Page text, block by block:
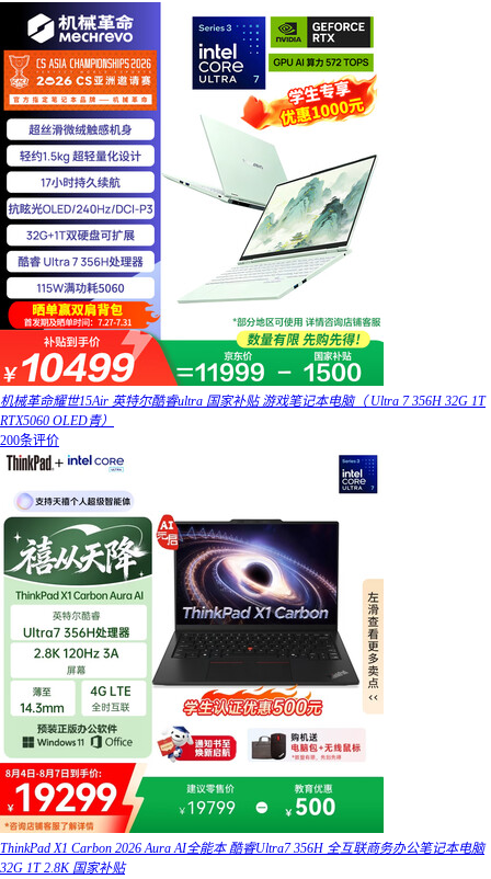
机械革命耀世15Air 英特尔酷睿ultra 国家补贴 游戏笔记本电脑（ Ultra 7 356H 32G 1T
RTX5060 OLED青）
200条评价
ThinkPad X1 Carbon 2026 Aura AI全能本 酷睿Ultra7 356H 全互联商务办公笔记本电脑
32G 1T 2.8K 国家补贴